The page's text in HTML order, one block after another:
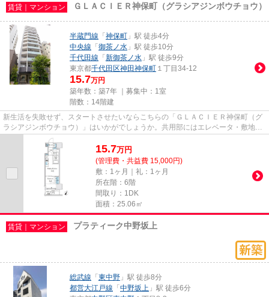
賃貸｜マンション ＧＬＡＣＩＥＲ神保町（グラシアジンボウチョウ）
半蔵門線 「 神保町 」駅 徒歩4分
中央線 「 御茶ノ水 」駅 徒歩10分
千代田線 「 新御茶ノ水 」駅 徒歩9分
東京都千代田区神田神保町 １丁目34-12
15.7万円
築年数：築7年 ｜募集中： 1室
階数：14階建
新生活を失敗せず、スタートさせたいならこちらの「ＧＬＡＣＩＥＲ神保町（グ
ラシアジンボウチョウ）」はいかがでしょうか。共用部にはエレベータ・敷地内
ごみ置き場などが備わってお...
15.7万円
(管理費・共益費 15,000円)
敷：1ヶ月｜礼：1ヶ月
所在階：6階
間取り：1DK
面積：25.06㎡
賃貸｜マンション プラティーク中野坂上
総武線 「 東中野 」駅 徒歩8分
都営大江戸線 「 中野坂上 」駅 徒歩6分